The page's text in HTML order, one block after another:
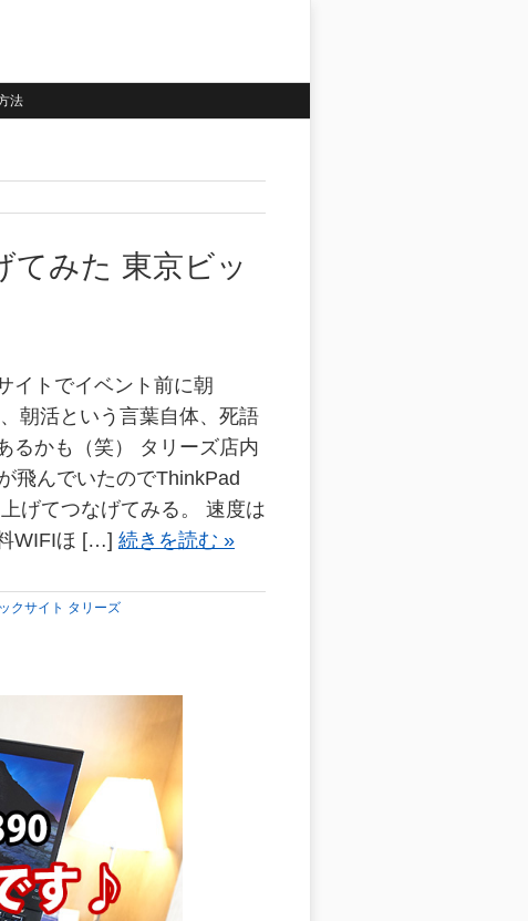
法
てみた 東京ビッ
イトでイベント前に朝
朝活という言葉自体、死語
るかも（笑） タリーズ店内
飛んでいたのでThinkPad
げてつなげてみる。 速度は
WIFIほ […] 続きを読む »
クサイト タリーズ